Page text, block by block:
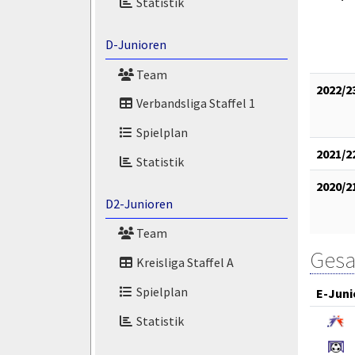
D-Junioren
Team
Verbandsliga Staffel 1
Spielplan
Statistik
D2-Junioren
Team
Kreisliga Staffel A
Spielplan
Statistik
2022/
2021/
2020/
E-